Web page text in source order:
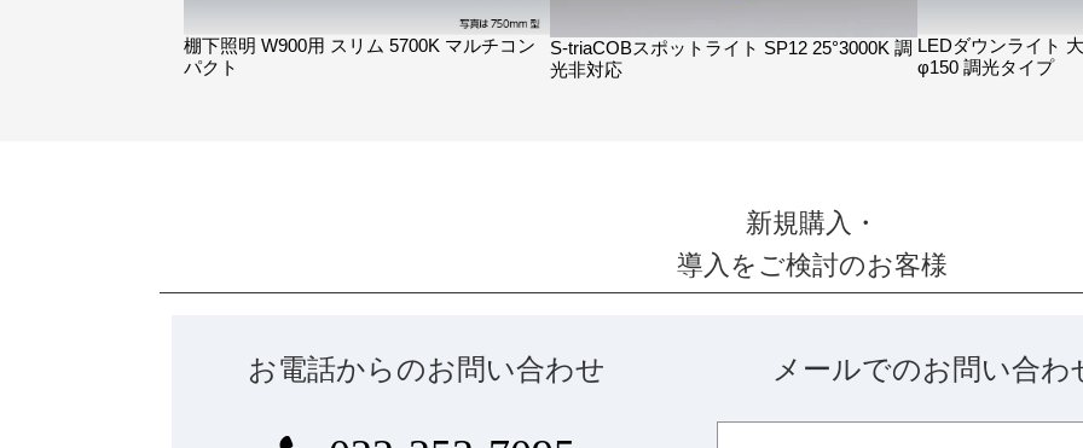
棚下照明 W900用 スリム 5700K マルチコン
パクト
S-triaCOBスポットライト SP12 25°3000K 調
光非対応
LEDダウンライト
φ150 調光タイプ
新規購入・
導入をご検討のお客様
お電話からのお問い合わせ メールでのお問い合わ